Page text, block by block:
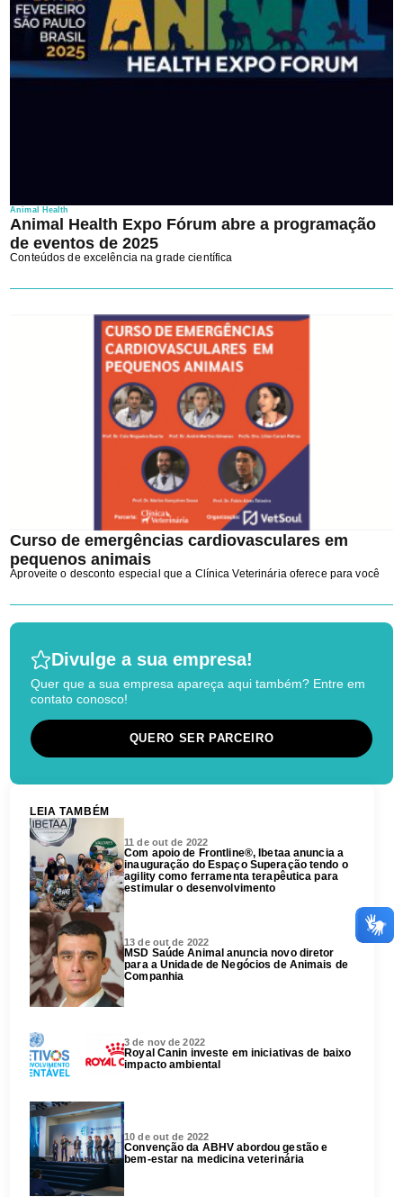
Animal Health
Animal Health Expo Fórum abre a programação
de eventos de 2025
Conteúdos de excelência na grade científica
Curso de emergências cardiovasculares em
pequenos animais
Aproveite o desconto especial que a Clínica Veterinária oferece para você
Divulge a sua empresa!
Quer que a sua empresa apareça aqui também? Entre em
contato conosco!
QUERO SER PARCEIRO
LEIA TAMBÉM
11 de out de 2022
Com apoio de Frontline®, Ibetaa anuncia a
inauguração do Espaço Superação tendo o
agility como ferramenta terapêutica para
estimular o desenvolvimento
13 de out de 2022
MSD Saúde Animal anuncia novo diretor
para a Unidade de Negócios de Animais de
Companhia
3 de nov de 2022
Royal Canin investe em iniciativas de baixo
impacto ambiental
10 de out de 2022
Convenção da ABHV abordou gestão e
bem-estar na medicina veterinária